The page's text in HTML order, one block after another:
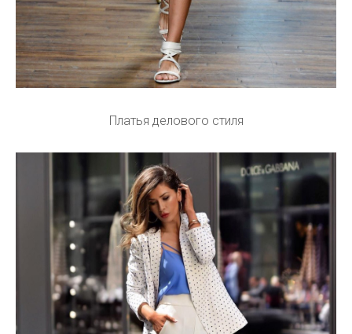
Платья делового стиля